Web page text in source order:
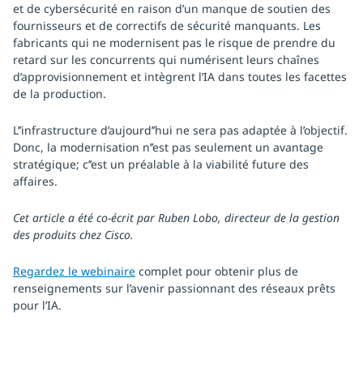
et de cybersécurité en raison d’un manque de soutien des
fournisseurs et de correctifs de sécurité manquants. Les
fabricants qui ne modernisent pas le risque de prendre du
retard sur les concurrents qui numérisent leurs chaînes
d’approvisionnement et intègrent l’IA dans toutes les facettes
de la production.
L’’infrastructure d’aujourd’’hui ne sera pas adaptée à l’objectif.
Donc, la modernisation n’’est pas seulement un avantage
stratégique; c’’est un préalable à la viabilité future des
affaires.
Cet article a été co-écrit par Ruben Lobo, directeur de la gestion
des produits chez Cisco.
Regardez le webinaire complet pour obtenir plus de
renseignements sur l’avenir passionnant des réseaux prêts
pour l’IA.